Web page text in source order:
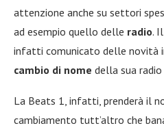
attenzione anche su settori
ad esempio quello delle radio.
infatti comunicato delle novità
cambio di nome della sua
La Beats 1, infatti, prenderà il
cambiamento tutt’altro che